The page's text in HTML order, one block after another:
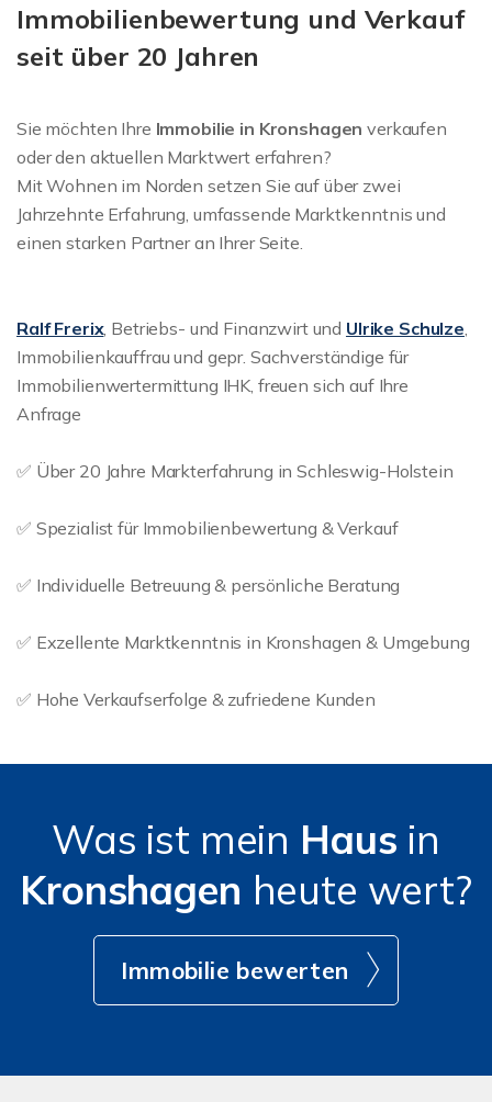
Immobilienbewertung und Verkauf
seit über 20 Jahren
Sie möchten Ihre Immobilie in Kronshagen verkaufen
oder den aktuellen Marktwert erfahren?
Mit Wohnen im Norden setzen Sie auf über zwei
Jahrzehnte Erfahrung, umfassende Marktkenntnis und
einen starken Partner an Ihrer Seite.
Ralf Frerix, Betriebs- und Finanzwirt und Ulrike Schulze
Immobilienkauffrau und gepr. Sachverständige für
Immobilienwertermittung IHK, freuen sich auf Ihre
Anfrage
✅ Über 20 Jahre Markterfahrung in Schleswig-Holstein
✅ Spezialist für Immobilienbewertung & Verkauf
✅ Individuelle Betreuung & persönliche Beratung
✅ Exzellente Marktkenntnis in Kronshagen & Umgebung
✅ Hohe Verkaufserfolge & zufriedene Kunden
Was ist mein Haus in
Kronshagen heute wert?
Immobilie bewerten